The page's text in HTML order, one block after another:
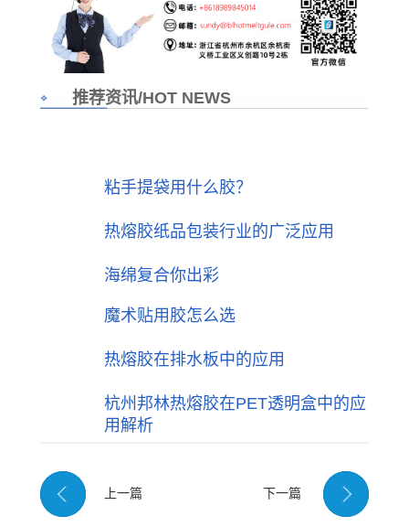
推荐资讯/HOT NEWS
粘手提袋用什么胶？
热熔胶纸品包装行业的广泛应用
海绵复合你出彩
魔术贴用胶怎么选
热熔胶在排水板中的应用
杭州邦林热熔胶在PET透明盒中的应
用解析
上一篇 下一篇